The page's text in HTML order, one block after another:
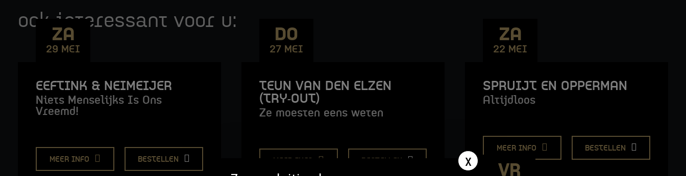
x
ook interessant voor u:
ZA
29 MEI
EEFTINK & NEIMEIJER
Niets Menselijks Is Ons
Vreemd!
MEER INFO BESTELLEN
DO
27 MEI
TEUN VAN DEN ELZEN
(TRY-OUT)
Ze moesten eens weten
ZA
22 MEI
SPRUIJT EN OPPERMAN
Altijdloos
MEER INFO BESTELLEN
VR